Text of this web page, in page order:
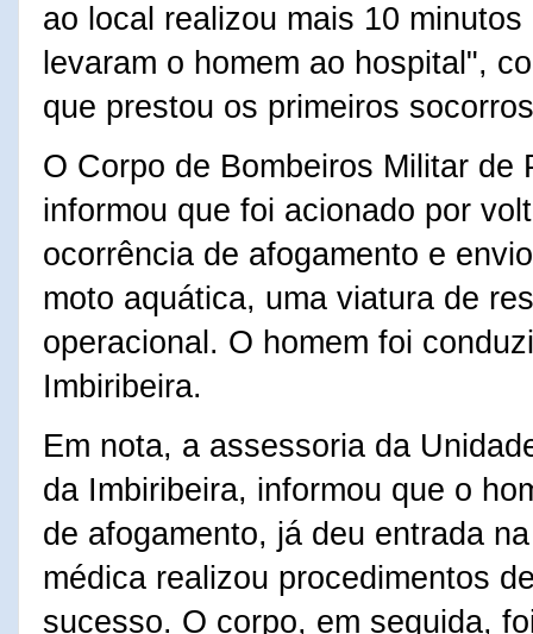
ao local realizou mais 10
levaram o homem ao hospital",
que prestou os primeiros
O Corpo de Bombeiros Militar de
informou que foi acionado por
ocorrência de afogamento e
moto aquática, uma viatura de
operacional. O homem foi
Imbiribeira.
Em nota, a assessoria da
da Imbiribeira, informou que o
de afogamento, já deu entrada
médica realizou procedimentos
sucesso. O corpo, em seguida,